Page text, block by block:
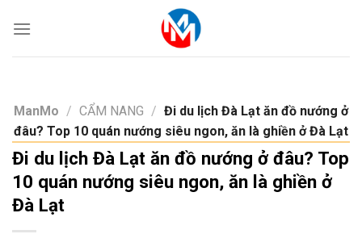
ManMo / CẨM NANG / Đi du lịch Đà Lạt ăn đồ nướng ở
đâu? Top 10 quán nướng siêu ngon, ăn là ghiền ở Đà Lạt
Đi du lịch Đà Lạt ăn đồ nướng ở đâu? Top
10 quán nướng siêu ngon, ăn là ghiền ở
Đà Lạt